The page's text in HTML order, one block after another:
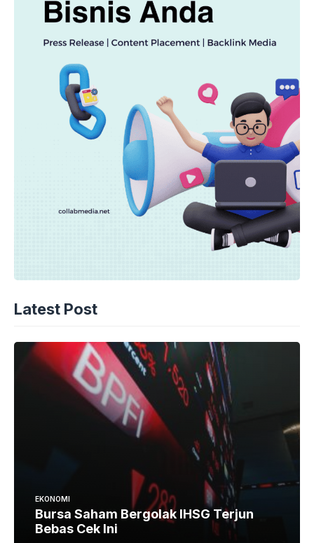
Latest Post
EKONOMI
Bursa Saham Bergolak IHSG Terjun
Bebas Cek Ini